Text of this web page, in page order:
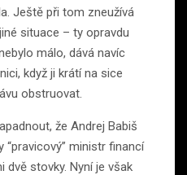
Ještě při tom zneužívá
situace – ty opravdu
málo, dává navíc
když ji krátí na sice
obstruovat.
že Andrej Babiš
ministr financí
dvě stovky. Nyní je však